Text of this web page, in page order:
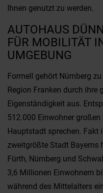
Ihnen genutzt zu werden.
AUTOHAUS
FÜR MOBILITÄT
UMGEBUNG
Formell gehört Nürnberg
Region Franken durch ihre
Eigenständigkeit aus.
512.000 Einwohner
Hauptstadt sprechen. Fakt
zweitgrößte Stadt Bayerns
Fürth, Nürnberg und
3,6 Millionen Einwohnern
während des Mittelalters